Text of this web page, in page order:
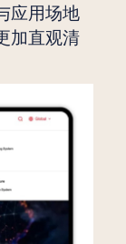
应用场地
加直观清